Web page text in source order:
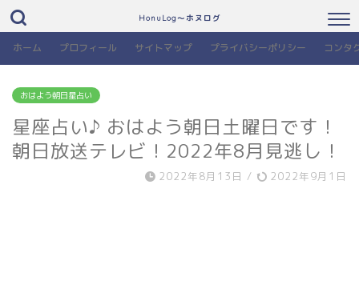
HonuLog～ホヌログ
ホーム プロフィール サイトマップ プライバシーポリシー コンタ
おはよう朝日星占い
星座占い♪ おはよう朝日土曜日です！
朝日放送テレビ！2022年8月見逃し！
2022年8月13日 / 2022年9月1日